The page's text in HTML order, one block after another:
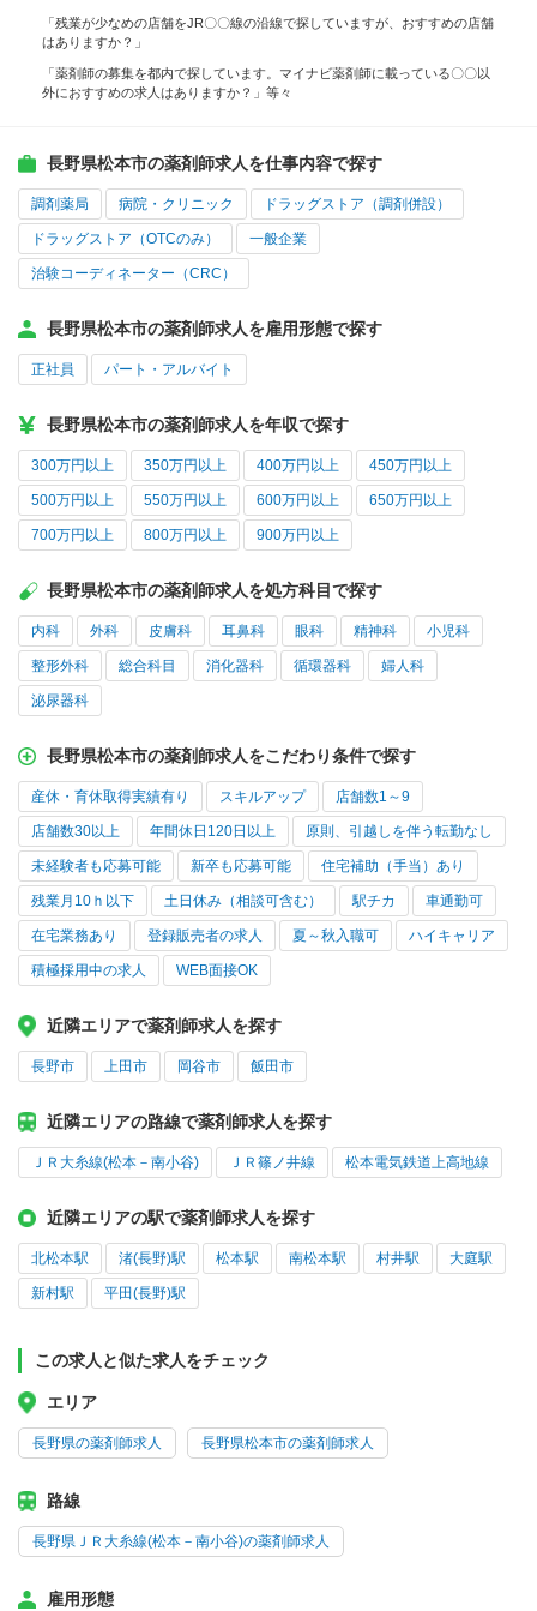
「残業が少なめの店舗をJR〇〇線の沿線で探していますが、おすすめの店舗
はありますか？」
「薬剤師の募集を都内で探しています。マイナビ薬剤師に載っている〇〇以
外におすすめの求人はありますか？」等々
長野県松本市の薬剤師求人を仕事内容で探す
調剤薬局 病院・クリニック ドラッグストア（調剤併設）
ドラッグストア（OTCのみ） 一般企業
治験コーディネーター（CRC）
長野県松本市の薬剤師求人を雇用形態で探す
正社員 パート・アルバイト
長野県松本市の薬剤師求人を年収で探す
300万円以上 350万円以上 400万円以上 450万円以上
500万円以上 550万円以上 600万円以上 650万円以上
700万円以上 800万円以上 900万円以上
長野県松本市の薬剤師求人を処方科目で探す
内科 外科 皮膚科 耳鼻科 眼科 精神科 小児科
整形外科 総合科目 消化器科 循環器科 婦人科
泌尿器科
長野県松本市の薬剤師求人をこだわり条件で探す
産休・育休取得実績有り スキルアップ 店舗数1～9
店舗数30以上 年間休日120日以上 原則、引越しを伴う転勤なし
未経験者も応募可能 新卒も応募可能 住宅補助（手当）あり
残業月10ｈ以下 土日休み（相談可含む） 駅チカ 車通勤可
在宅業務あり 登録販売者の求人 夏～秋入職可 ハイキャリア
積極採用中の求人 WEB面接OK
近隣エリアで薬剤師求人を探す
長野市 上田市 岡谷市 飯田市
近隣エリアの路線で薬剤師求人を探す
ＪＲ大糸線(松本－南小谷) ＪＲ篠ノ井線 松本電気鉄道上高地線
近隣エリアの駅で薬剤師求人を探す
北松本駅 渚(長野)駅 松本駅 南松本駅 村井駅 大庭駅
新村駅 平田(長野)駅
この求人と似た求人をチェック
エリア
長野県の薬剤師求人 長野県松本市の薬剤師求人
路線
長野県ＪＲ大糸線(松本－南小谷)の薬剤師求人
雇用形態